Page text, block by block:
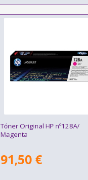
Tóner Original HP nº128A/
Magenta
91,50 €